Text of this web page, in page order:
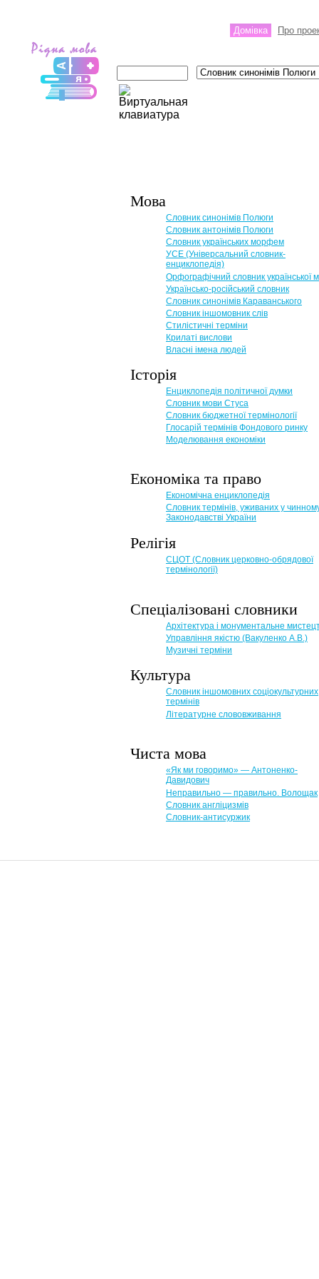
Домівка Про
Мова
Словник синонімів Полюги
Словник антонімів Полюги
Словник українських морфем
УСЕ (Універсальний словник-
енциклопедія)
Орфографічний словник української
Українсько-російський словник
Словник синонімів Караванського
Словник іншомовник слів
Стилістичні терміни
Крилаті вислови
Власні імена людей
Історія
Енциклопедія політичної думки
Словник мови Стуса
Словник бюджетної термінології
Глосарій термінів Фондового ринку
Моделювання економіки
Економіка та право
Eкономічна енциклопедія
Словник термінів, уживаних у
Законодавстві України
Релігія
СЦОТ (Словник церковно-обрядової
термінології)
Спеціалізовані словники
Архітектура і монументальне
Управління якістю (Вакуленко А.В.)
Музичні терміни
Культура
Словник іншомовних соціокультурних
термінів
Літературне слововживання
Чиста мова
«Як ми говоримо» — Антоненко-
Давидович
Неправильно — правильно. Волощак
Словник англіцизмів
Словник-антисуржик